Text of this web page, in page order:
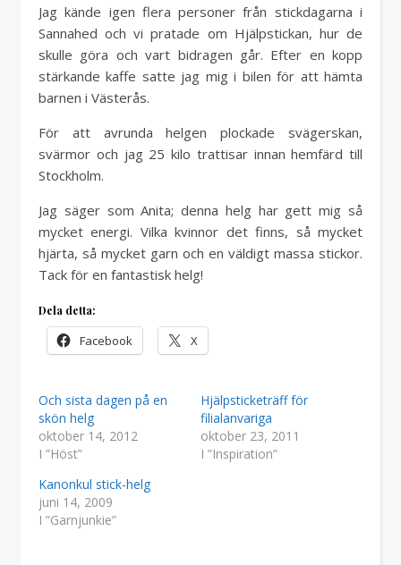
Jag kände igen flera personer från stickdagarna i
Sannahed och vi pratade om Hjälpstickan, hur de
skulle göra och vart bidragen går. Efter en kopp
stärkande kaffe satte jag mig i bilen för att hämta
barnen i Västerås.
För att avrunda helgen plockade svägerskan,
svärmor och jag 25 kilo trattisar innan hemfärd till
Stockholm.
Jag säger som Anita; denna helg har gett mig så
mycket energi. Vilka kvinnor det finns, så mycket
hjärta, så mycket garn och en väldigt massa stickor.
Tack för en fantastisk helg!
Dela detta:
Facebook X
Och sista dagen på en
skön helg
oktober 14, 2012
I ”Höst”
Hjälpsticketräff för
filialanvariga
oktober 23, 2011
I ”Inspiration”
Kanonkul stick-helg
juni 14, 2009
I ”Garnjunkie”